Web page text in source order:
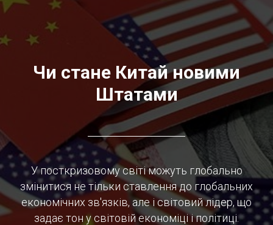
Чи стане Китай новими
Штатами
У посткризовому світі можуть глобально
змінитися не тільки ставлення до глобальних
економічних зв'язків, але і світовий лідер, що
задає тон у світовій економіці і політиці.